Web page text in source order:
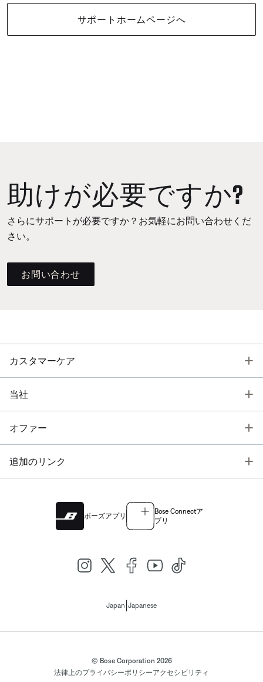
サポートホームページへ
助けが必要ですか?
さらにサポートが必要ですか？お気軽にお問い合わせくだ
さい。
お問い合わせ
カスタマーケア
当社
オファー
追加のリンク
ボーズアプリ
Bose Connectア
プリ
Japan Japanese
© Bose Corporation 2026
法律上のプライバシーポリシーアクセシビリティ